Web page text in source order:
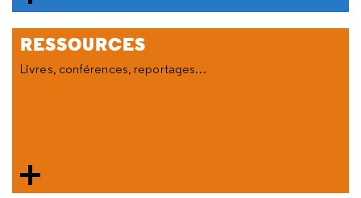
RESSOURCES
Livres, conférences, reportages…